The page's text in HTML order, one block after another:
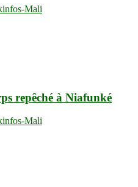
Mali
repêché à Niafunké
Mali